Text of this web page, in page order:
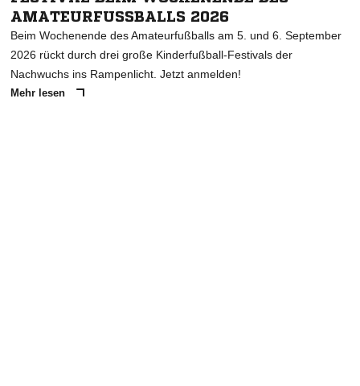
MATEURFUSSBALLS 2026
Beim Wochenende des Amateurfußballs am 5. und 6. September
2026 rückt durch drei große Kinderfußball-Festivals der
Nachwuchs ins Rampenlicht. Jetzt anmelden!
Mehr lesen